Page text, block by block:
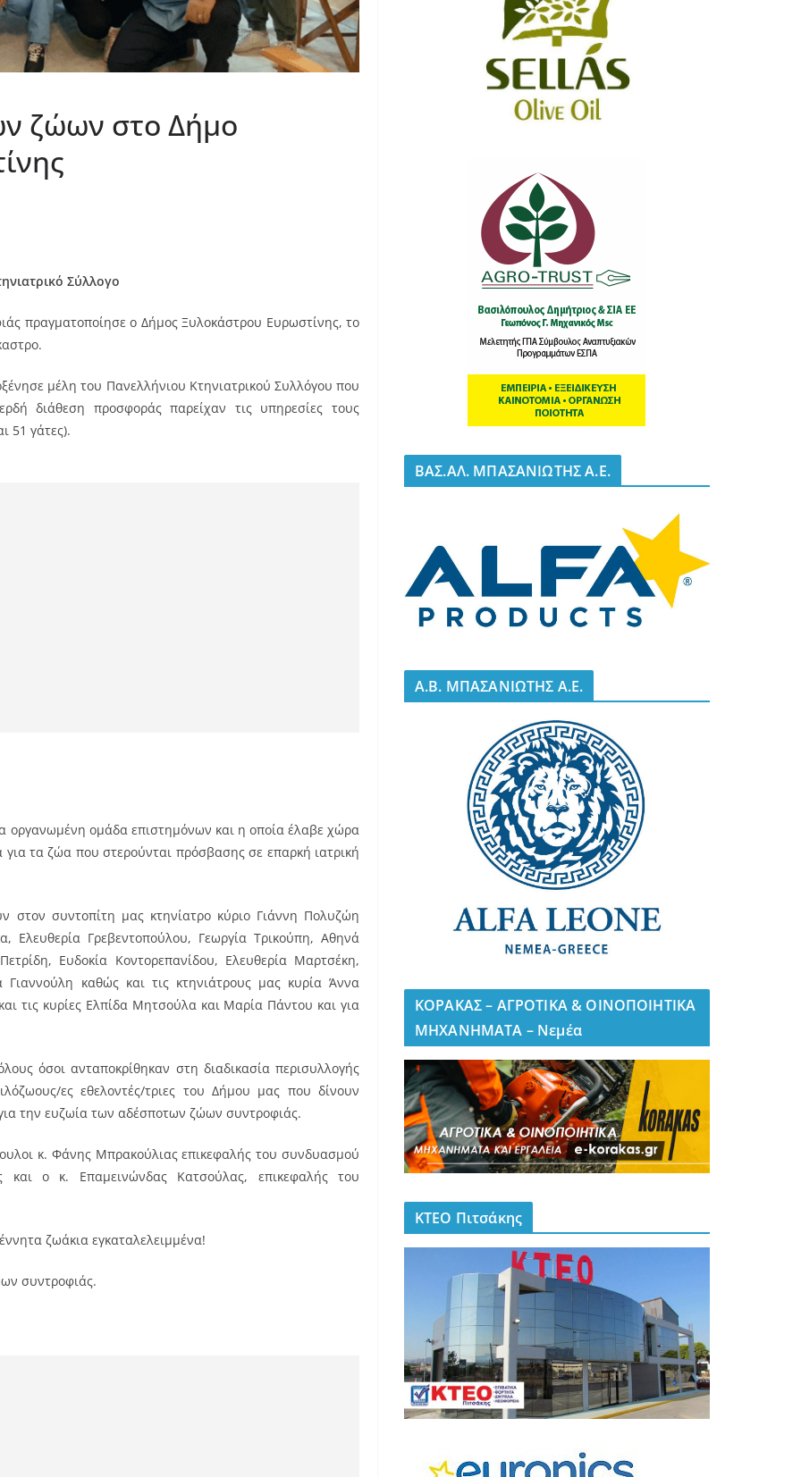
ζώων στο Δήμο
Σύλλογο
πραγματοποίησε ο Δήμος Ξυλοκάστρου Ευρωστίνης, το
μέλη του Πανελλήνιου Κτηνιατρικού Συλλόγου που
διάθεση προσφοράς παρείχαν τις υπηρεσίες τους
51 γάτες).
οργανωμένη ομάδα επιστημόνων και η οποία έλαβε χώρα
τα ζώα που στερούνται πρόσβασης σε επαρκή ιατρική
στον συντοπίτη μας κτηνίατρο κύριο Γιάννη Πολυζώη
Ελευθερία Γρεβεντοπούλου, Γεωργία Τρικούπη, Αθηνά
Ευδοκία Κοντορεπανίδου, Ελευθερία Μαρτσέκη,
καθώς και τις κτηνιάτρους μας κυρία Άννα
τις κυρίες Ελπίδα Μητσούλα και Μαρία Πάντου και για
όσοι ανταποκρίθηκαν στη διαδικασία περισυλλογής
ες εθελοντές/τριες του Δήμου μας που δίνουν
την ευζωία των αδέσποτων ζώων συντροφιάς.
κ. Φάνης Μπρακούλιας επικεφαλής του συνδυασμού
και ο κ. Επαμεινώνδας Κατσούλας, επικεφαλής του
ζωάκια εγκαταλελειμμένα!
συντροφιάς.
BΑΣ.ΑΛ. ΜΠΑΣΑΝΙΩΤΗΣ Α.Ε.
A.B. ΜΠΑΣΑΝΙΩΤΗΣ Α.Ε.
ΚΟΡΑΚΑΣ – ΑΓΡΟΤΙΚΑ & ΟΙΝΟΠΟΙΗΤΙΚΑ
ΜΗΧΑΝΗΜΑΤΑ – Νεμέα
ΚΤΕΟ Πιτσάκης